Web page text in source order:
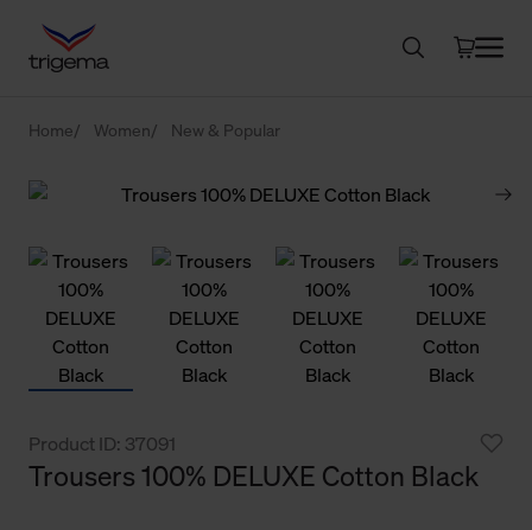
Home Women New & Popular
Product ID: 37091
Trousers 100% DELUXE Cotton Black